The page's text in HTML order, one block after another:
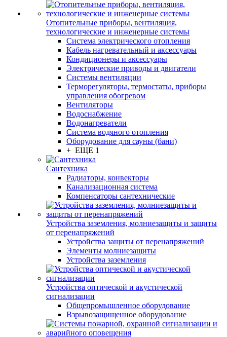
Отопительные приборы, вентиляция,
технологические и инженерные системы
Система электрического отопления
Кабель нагревательный и аксессуары
Кондиционеры и аксессуары
Электрические приводы и двигатели
Системы вентиляции
Терморегуляторы, термостаты, приборы
управления обогревом
Вентиляторы
Водоснабжение
Водонагреватели
Система водяного отопления
Оборудование для сауны (бани)
+ ЕЩЕ 1
Сантехника
Радиаторы, конвекторы
Канализационная система
Компенсаторы сантехнические
Устройства заземления, молниезащиты и защиты
от перенапряжений
Устройства защиты от перенапряжений
Элементы молниезащиты
Устройства заземления
Устройства оптической и акустической
сигнализации
Общепромышленное оборудование
Взрывозащищенное оборудование